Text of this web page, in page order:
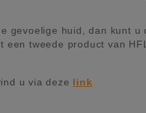
gevoelige huid, dan kunt u
een tweede product van
u via deze link